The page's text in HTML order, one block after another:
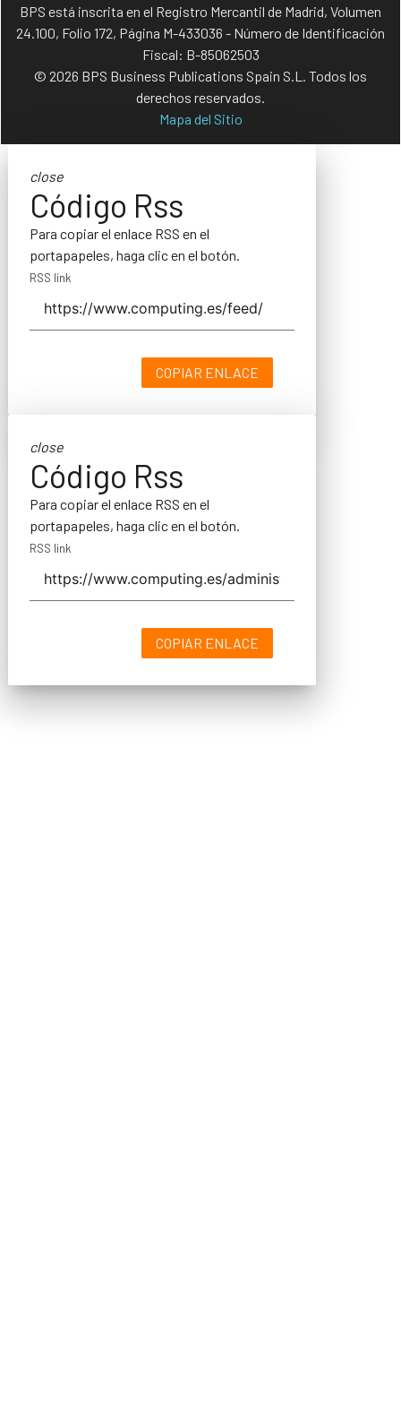
BPS está inscrita en el Registro Mercantil de Madrid, Volumen
24.100, Folio 172, Página M-433036 - Número de Identificación
Fiscal: B-85062503
© 2026 BPS Business Publications Spain S.L. Todos los
derechos reservados.
Mapa del Sitio
close
Código Rss
Para copiar el enlace RSS en el
portapapeles, haga clic en el botón.
RSS link
COPIAR ENLACE
close
Código Rss
Para copiar el enlace RSS en el
portapapeles, haga clic en el botón.
RSS link
COPIAR ENLACE